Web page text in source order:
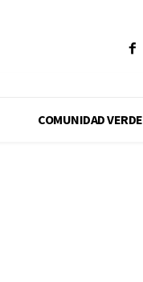
COMUNIDAD VERDE